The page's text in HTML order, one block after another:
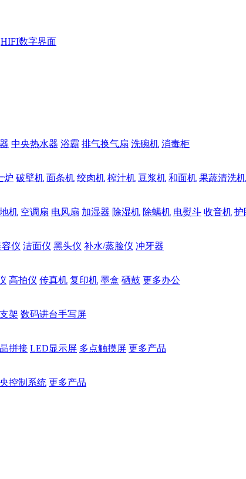
HIFI数字界面
中央热水器 浴霸 排气换气扇 洗碗机 消毒柜
炉 破壁机 面条机 绞肉机 榨汁机 豆浆机 和面机 果蔬清洗机
机 空调扇 电风扇 加湿器 除湿机 除螨机 电熨斗 收音机 护
容仪 洁面仪 黑头仪 补水/蒸脸仪 冲牙器
高拍仪 传真机 复印机 墨盒 硒鼓 更多办公
架 数码讲台手写屏
拼接 LED显示屏 多点触摸屏 更多产品
控制系统 更多产品